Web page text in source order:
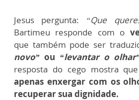
Jesus pergunta: “Que
Bartimeu responde com o
que também pode ser
novo” ou “levantar o
resposta do cego mostra
apenas enxergar com os
recuperar sua dignidade.